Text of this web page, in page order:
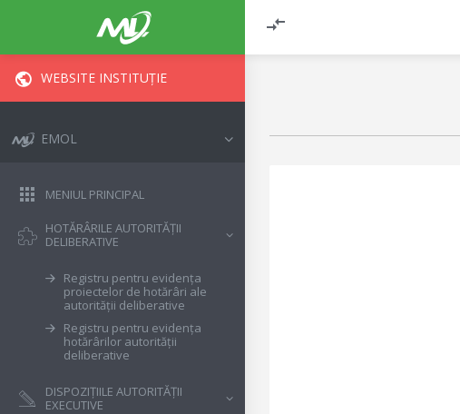
WEBSITE INSTITUȚIE
EMOL
MENIUL PRINCIPAL
HOTĂRÂRILE AUTORITĂȚII
DELIBERATIVE
Registru pentru evidența
proiectelor de hotărâri ale
autorității deliberative
Registru pentru evidența
hotărârilor autorității
deliberative
DISPOZIȚIILE AUTORITĂȚII
EXECUTIVE